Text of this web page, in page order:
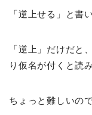
「逆上せる」と書
「逆上」だけだと
り仮名が付くと読
ちょっと難しいの